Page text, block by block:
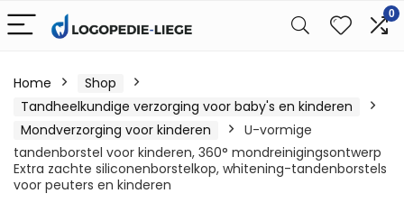
0
Home
Shop
Tandheelkundige verzorging voor baby's en kinderen
Mondverzorging voor kinderen
U-vormige
tandenborstel voor kinderen, 360° mondreinigingsontwerp
Extra zachte siliconenborstelkop, whitening-tandenborstels
voor peuters en kinderen